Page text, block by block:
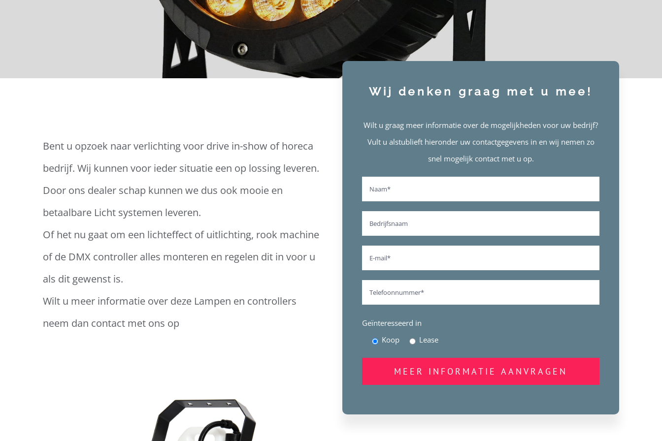
Bent u opzoek naar verlichting voor drive in-show of horeca
bedrijf. Wij kunnen voor ieder situatie een op lossing leveren.
Door ons dealer schap kunnen we dus ook mooie en
betaalbare Licht systemen leveren.
Of het nu gaat om een lichteffect of uitlichting, rook machine
of de DMX controller alles monteren en regelen dit in voor u
als dit gewenst is.
Wilt u meer informatie over deze Lampen en controllers
neem dan contact met ons op
Wij denken graag met u mee!
Wilt u graag meer informatie over de mogelijkheden voor uw bedrijf?
Vult u alstublieft hieronder uw contactgegevens in en wij nemen zo
snel mogelijk contact met u op.
Geïnteresseerd in
Koop
Lease